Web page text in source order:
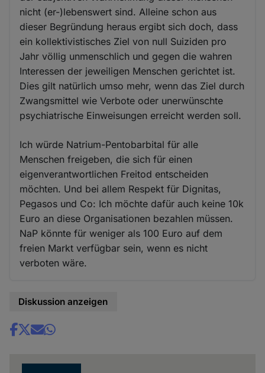
nicht (er-)lebenswert sind. Alleine schon aus
dieser Begründung heraus ergibt sich doch, dass
ein kollektivistisches Ziel von null Suiziden pro
Jahr völlig unmenschlich und gegen die wahren
Interessen der jeweiligen Menschen gerichtet ist.
Dies gilt natürlich umso mehr, wenn das Ziel durch
Zwangsmittel wie Verbote oder unerwünschte
psychiatrische Einweisungen erreicht werden soll.
Ich würde Natrium-Pentobarbital für alle
Menschen freigeben, die sich für einen
eigenverantwortlichen Freitod entscheiden
möchten. Und bei allem Respekt für Dignitas,
Pegasos und Co: Ich möchte dafür auch keine 10k
Euro an diese Organisationen bezahlen müssen.
NaP könnte für weniger als 100 Euro auf dem
freien Markt verfügbar sein, wenn es nicht
verboten wäre.
Diskussion anzeigen
Share
Cookies